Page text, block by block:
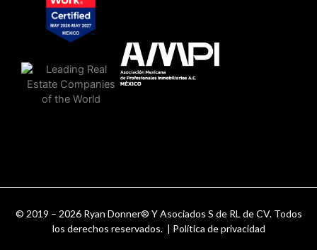
© 2019 – 2026 Ryan Donner® Y Asociados S de RL de CV. Todos
los derechos reservados. | Política de privacidad